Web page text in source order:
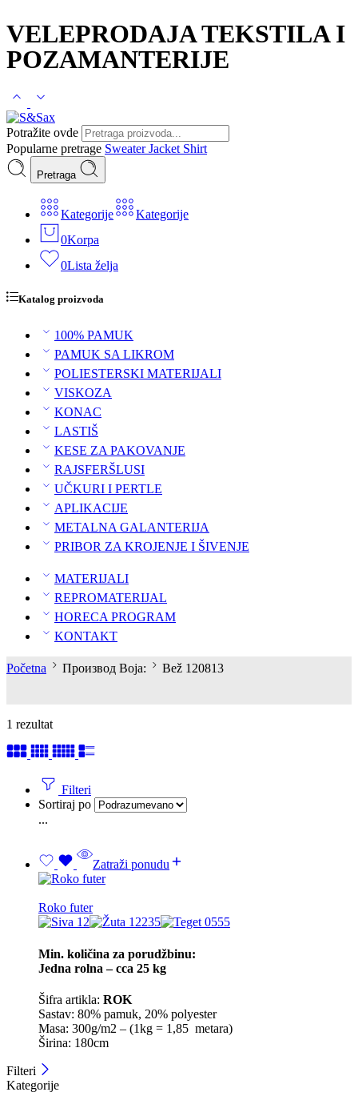
VELEPRODAJA TEKSTILA I
POZAMANTERIJE
Potražite ovde
Popularne pretrage SweaterJacket Shirt
Pretraga
Kategorije
Kategorije
0Korpa
0Lista želja
Katalog proizvoda
100% PAMUK
PAMUK SA LIKROM
POLIESTERSKI MATERIJALI
VISKOZA
KONAC
LASTIŠ
KESE ZA PAKOVANJE
RAJSFERŠLUSI
UČKURI I PERTLE
APLIKACIJE
METALNA GALANTERIJA
PRIBOR ZA KROJENJE I ŠIVENJE
MATERIJALI
REPROMATERIJAL
HORECA PROGRAM
KONTAKT
Početna Производ Boja: Bež 120813
1 rezultat
Filteri
Sortiraj po
...
Zatraži ponudu
Roko futer
Min. količina za porudžbinu:
Jedna rolna – cca 25 kg
Šifra artikla: ROK
Sastav: 80% pamuk, 20% polyester
Masa: 300g/m2 – (1kg = 1,85 metara)
Širina: 180cm
Filteri
Kategorije